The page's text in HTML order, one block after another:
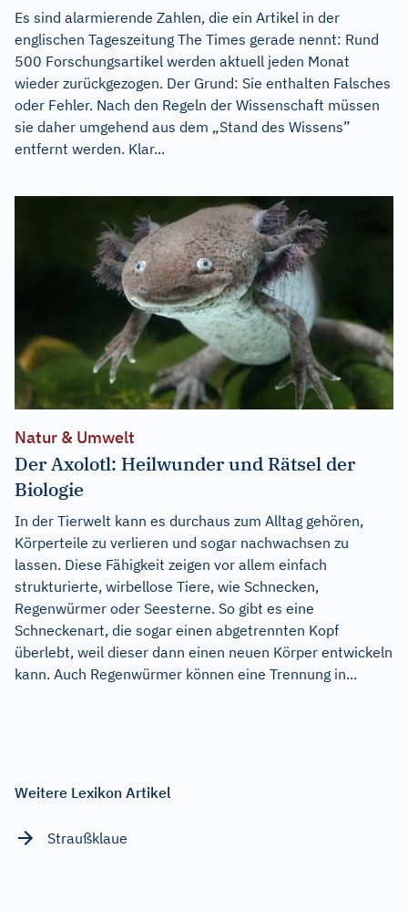
Es sind alarmierende Zahlen, die ein Artikel in der
englischen Tageszeitung The Times gerade nennt: Rund
500 Forschungsartikel werden aktuell jeden Monat
wieder zurückgezogen. Der Grund: Sie enthalten Falsches
oder Fehler. Nach den Regeln der Wissenschaft müssen
sie daher umgehend aus dem „Stand des Wissens”
entfernt werden. Klar...
Natur & Umwelt
Der Axolotl: Heilwunder und Rätsel der
Biologie
In der Tierwelt kann es durchaus zum Alltag gehören,
Körperteile zu verlieren und sogar nachwachsen zu
lassen. Diese Fähigkeit zeigen vor allem einfach
strukturierte, wirbellose Tiere, wie Schnecken,
Regenwürmer oder Seesterne. So gibt es eine
Schneckenart, die sogar einen abgetrennten Kopf
überlebt, weil dieser dann einen neuen Körper entwickeln
kann. Auch Regenwürmer können eine Trennung in...
Weitere Lexikon Artikel
Straußklaue